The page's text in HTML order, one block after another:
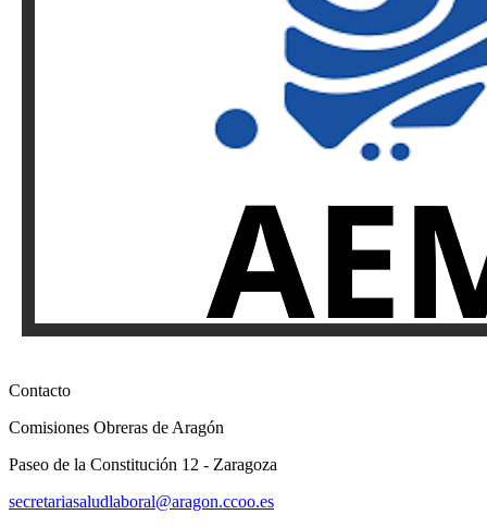
Contacto
Comisiones Obreras de Aragón
Paseo de la Constitución 12 - Zaragoza
secretariasaludlaboral@aragon.ccoo.es